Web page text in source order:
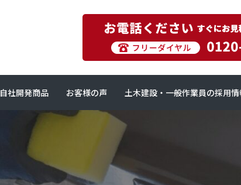
自社開発商品 お客様の声 土木建設・一般作業員の採用情